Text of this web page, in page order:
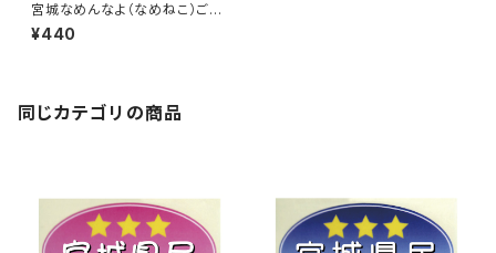
宮城なめんなよ（なめねこ）ご当
地ステッカー A-18
¥440
同じカテゴリの商品